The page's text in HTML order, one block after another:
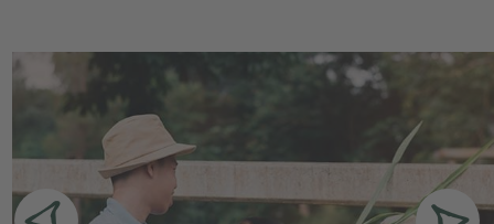
gemütliche Stunden auf der Sonnenterrasse,
barrierefreie Wanderwege oder Begegnungen mit Tieren
im Stall – hier wird Inklusion gelebt. Ein Urlaub auf dem
Bauernhof, der keine Grenzen kennt –
behindertengerecht, naturnah und voller
unvergesslicher Momente.